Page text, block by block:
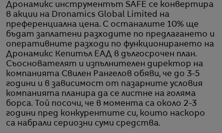
Дронамикс инструментът SAFE се конвертира
в акции на Dronamics Global Limited на
преференциална цена. С останалите 10% ще
бъдат заплатени разходите по предлагането и
оперативните разходи по функционирането на
Дрoнaмикс Кепитъл ЕАД в дългосрочен план.
Съоснователят и изпълнителен директор на
компанията Свилен Рангелов обяви, че до 3-5
години и в зависимост от пазарните условия
компанията планира да се листне на голяма
борса. Той посочи, че в момента са около 2-3
години пред конкурентите си, които наскоро
са набрали сериозни суми средства.